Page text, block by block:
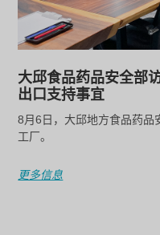
大邱食品药品安全部
出口支持事宜
8月6日，大邱地方食品药品
工厂。
更多信息